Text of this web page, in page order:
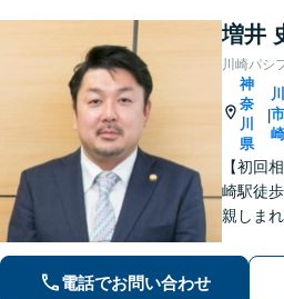
増井
川崎パシ
神
奈
川
県
|
【初回
崎駅徒
親しま
って対
ターの
電話でお問い合わせ